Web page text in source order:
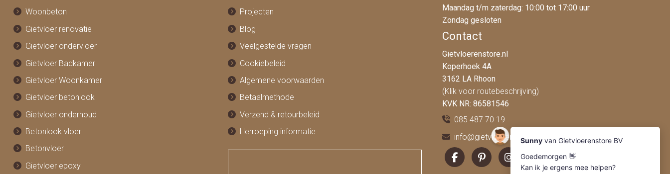
Woonbeton
Gietvloer renovatie
Gietvloer ondervloer
Gietvloer Badkamer
Gietvloer Woonkamer
Gietvloer betonlook
Gietvloer onderhoud
Betonlook vloer
Betonvloer
Gietvloer epoxy
Projecten
Blog
Veelgestelde vragen
Cookiebeleid
Algemene voorwaarden
Betaalmethode
Verzend & retourbeleid
Herroeping informatie
Maandag t/m zaterdag: 10:00 tot 17:00 uur
Zondag gesloten
Contact
Gietvloerenstore.nl
Koperhoek 4A
3162 LA Rhoon
(Klik voor routebeschrijving)
KVK NR: 86581546
085 487 70 19
info@gietvloerenstore.nl